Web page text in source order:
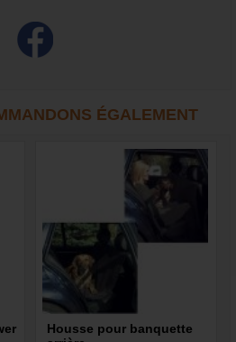
ÉGALEMENT
Housse pour banquette